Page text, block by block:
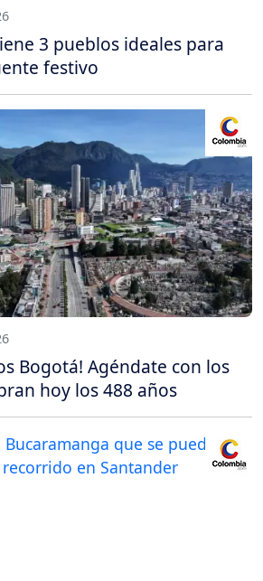
3 pueblos ideales para
festivo
Bogotá! Agéndate con los
hoy los 488 años